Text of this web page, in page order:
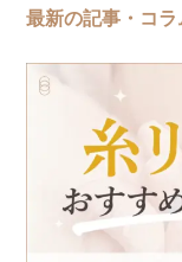
最新の記事・コラ